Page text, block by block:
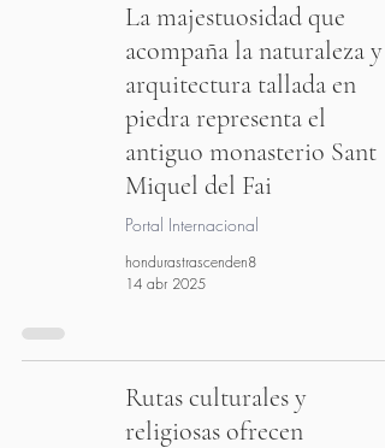
La majestuosidad que
acompaña la naturaleza y
arquitectura tallada en
piedra representa el
antiguo monasterio Sant
Miquel del Fai
Portal Internacional
hondurastrascenden8
14 abr 2025
Rutas culturales y
religiosas ofrecen